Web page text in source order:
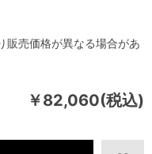
￥82,060(税込)
販売価格が異なる場合があ